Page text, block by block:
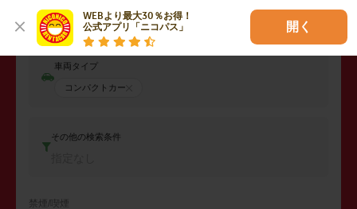
WEBより最大30％お得！
公式アプリ「ニコパス」
開く
2026年08月08日 (土) 02:00
車両タイプ
コンパクトカー
その他の検索条件
禁煙/喫煙